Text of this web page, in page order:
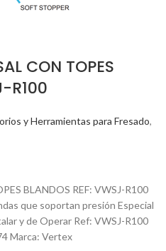
CON TOPES
R100
y Herramientas para Fresado,
BLANDOS REF: VWSJ-R100
que soportan presión Especial
y de Operar Ref: VWSJ-R100
Marca: Vertex